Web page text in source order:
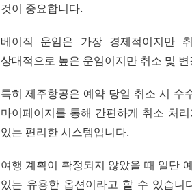
것이 중요합니다.
베이직 운임은 가장 경제적이지만
상대적으로 높은 운임이지만 취소 및
특히 제주항공은 예약 당일 취소 시 수
마이페이지를 통해 간편하게 취소 처
있는 편리한 시스템입니다.
여행 계획이 확정되지 않았을 때 일단
있는 유용한 옵션이라고 할 수 있습